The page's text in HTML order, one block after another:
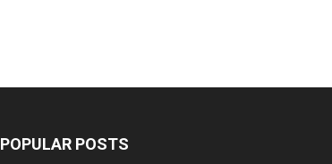
POPULAR POSTS